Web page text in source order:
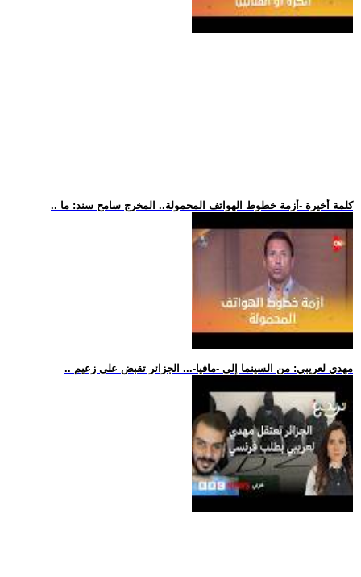
.. كلمة أخيرة -أزمة خطوط الهواتف المحمولة.. المخرج سامح سند: ما
.. مهدي لعريبي: من السينما إلى -مافيا-... الجزائر تقبض على زعيم